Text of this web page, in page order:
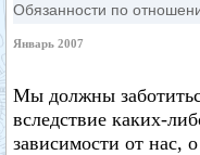
Обязанности по
Январь 2007
Мы должны
вследствие каких-
зависимости от нас,